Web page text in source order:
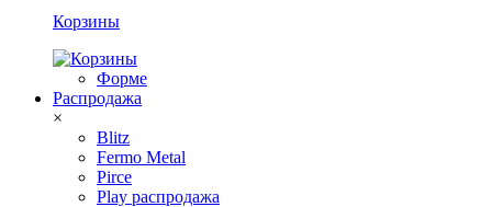
Корзины
Форме
Распродажа
×
Blitz
Fermo Metal
Pirce
Play распродажа